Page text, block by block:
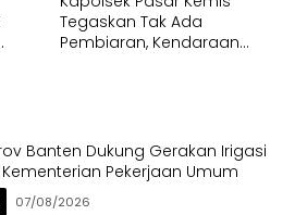
Tegaskan Tak Ada
Pembiaran, Kendaraan
Banten Dukung Gerakan Irigasi
Kementerian Pekerjaan Umum
07/08/2026